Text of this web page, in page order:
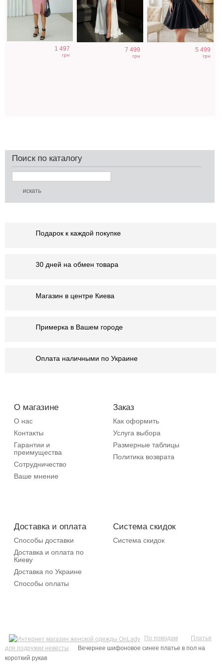
1 497
грн
7 499
грн
5 499
грн
Поиск по каталогу
Подарок к каждой покупке
30 дней на обмен товара
Магазин в центре Киева
Примерка в Вашем городе
Оплата наличными по Украине
О магазине
О нас
Контакты
Гарантии и
преимущества
Сотрудничество
Ваше мнение
Заказ
Как оформить
Услуга выбора
Размерные таблицы
Политика возврата
Доставка и оплата
Способы доставки
Доставка и оплата по
Киеву
Доставка по Украине
Способы оплаты
Система скидок
Система скидок
По поводам
Платья
для подружки невесты
Вечернее шифоновое синее платье в пол на
короткий рукав